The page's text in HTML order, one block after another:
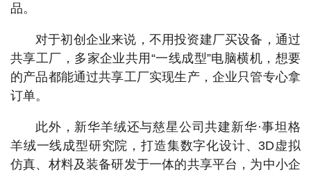
品。
对于初创企业来说，不用投资建厂买设备，通过
共享工厂，多家企业共用“一线成型”电脑横机，想要
的产品都能通过共享工厂实现生产，企业只管专心拿
订单。
此外，新华羊绒还与慈星公司共建新华·事坦格
羊绒一线成型研究院，打造集数字化设计、3D虚拟
仿真、材料及装备研发于一体的共享平台，为中小企